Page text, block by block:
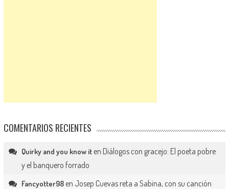
COMENTARIOS RECIENTES
Quirky and you know iten Diálogos con gracejo: El poeta pobre
y el banquero forrado
Fancyotter98en Josep Cuevas reta a Sabina, con su canción